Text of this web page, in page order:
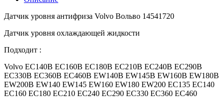
Датчик уровня антифриза Volvo Вольво 14541720
Датчик уровня охлаждающей жидкости
Подходит :
Volvo EC140B EC160B EC180B EC210B EC240B EC290B
EC330B EC360B EC460B EW140B EW145B EW160B EW180B
EW200B EW140 EW145 EW160 EW180 EW200 EC135 EC140
EC160 EC180 EC210 EC240 EC290 EC330 EC360 EC460